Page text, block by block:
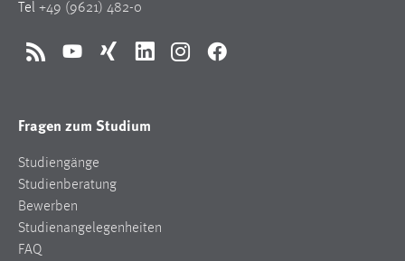
Tel +49 (9621) 482-0
RSS YouTubeXing LinkedInInstagramFacebook
Fragen zum Studium
Studiengänge
Studienberatung
Bewerben
Studienangelegenheiten
FAQ
Zweck:
einloggen zu können.
STATISTIK
Statistik Cookies erfassen Informationen anonym.
Diese Informationen helfen uns zu verstehen, wie